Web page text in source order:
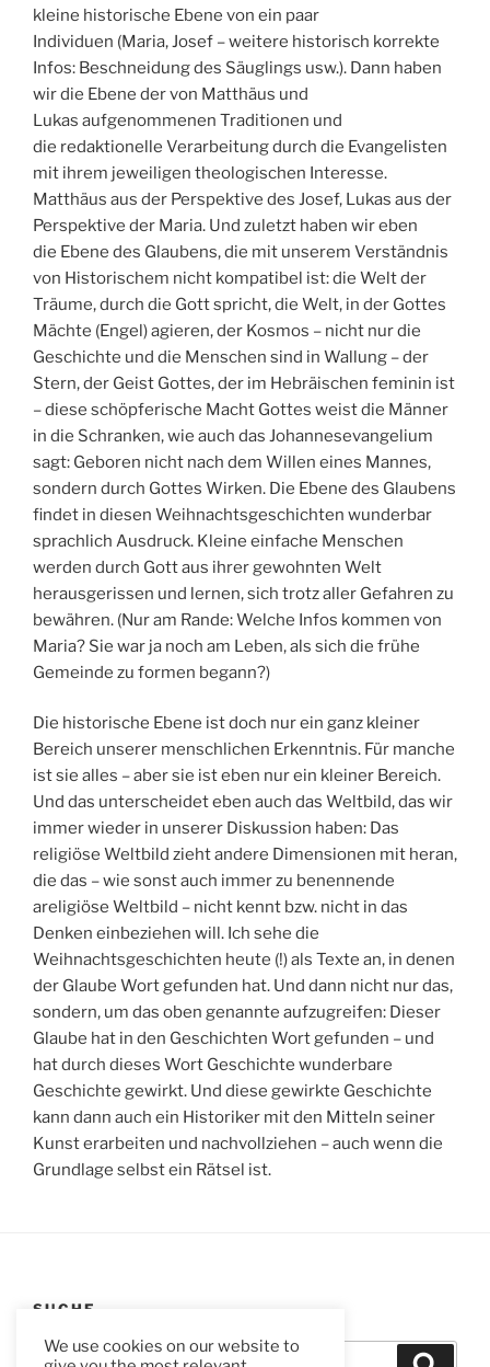
kleine historische Ebene von ein paar
Individuen (Maria, Josef – weitere historisch korrekte
Infos: Beschneidung des Säuglings usw.). Dann haben
wir die Ebene der von Matthäus und
Lukas aufgenommenen Traditionen und
die redaktionelle Verarbeitung durch die Evangelisten
mit ihrem jeweiligen theologischen Interesse.
Matthäus aus der Perspektive des Josef, Lukas aus der
Perspektive der Maria. Und zuletzt haben wir eben
die Ebene des Glaubens, die mit unserem Verständnis
von Historischem nicht kompatibel ist: die Welt der
Träume, durch die Gott spricht, die Welt, in der Gottes
Mächte (Engel) agieren, der Kosmos – nicht nur die
Geschichte und die Menschen sind in Wallung – der
Stern, der Geist Gottes, der im Hebräischen feminin ist
– diese schöpferische Macht Gottes weist die Männer
in die Schranken, wie auch das Johannesevangelium
sagt: Geboren nicht nach dem Willen eines Mannes,
sondern durch Gottes Wirken. Die Ebene des Glaubens
findet in diesen Weihnachtsgeschichten wunderbar
sprachlich Ausdruck. Kleine einfache Menschen
werden durch Gott aus ihrer gewohnten Welt
herausgerissen und lernen, sich trotz aller Gefahren zu
bewähren. (Nur am Rande: Welche Infos kommen von
Maria? Sie war ja noch am Leben, als sich die frühe
Gemeinde zu formen begann?)
Die historische Ebene ist doch nur ein ganz kleiner
Bereich unserer menschlichen Erkenntnis. Für manche
ist sie alles – aber sie ist eben nur ein kleiner Bereich.
Und das unterscheidet eben auch das Weltbild, das wir
immer wieder in unserer Diskussion haben: Das
religiöse Weltbild zieht andere Dimensionen mit heran,
die das – wie sonst auch immer zu benennende
areligiöse Weltbild – nicht kennt bzw. nicht in das
Denken einbeziehen will. Ich sehe die
Weihnachtsgeschichten heute (!) als Texte an, in denen
der Glaube Wort gefunden hat. Und dann nicht nur das,
sondern, um das oben genannte aufzugreifen: Dieser
Glaube hat in den Geschichten Wort gefunden – und
hat durch dieses Wort Geschichte wunderbare
Geschichte gewirkt. Und diese gewirkte Geschichte
kann dann auch ein Historiker mit den Mitteln seiner
Kunst erarbeiten und nachvollziehen – auch wenn die
Grundlage selbst ein Rätsel ist.
SUCHE
Suchen
We use cookies on our website to